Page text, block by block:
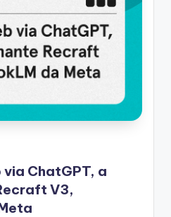
via ChatGPT, a
V3,